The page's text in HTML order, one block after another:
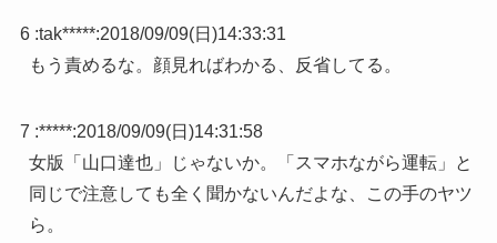
6 :tak*****:2018/09/09(日)14:33:31
もう責めるな。顔見ればわかる、反省してる。
7 :*****:2018/09/09(日)14:31:58
女版「山口達也」じゃないか。「スマホながら運転」と
同じで注意しても全く聞かないんだよな、この手のヤツ
ら。